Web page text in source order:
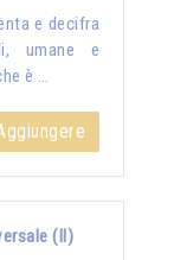
e decifra
umane e
è …
(II)